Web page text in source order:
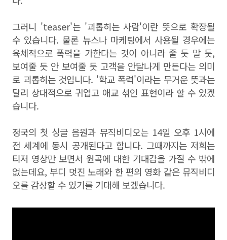
그러니 'teaser'는 '괴롭히는 사람'이란 뜻으로 확장될
수 있습니다. 물론 뉴스나 마케팅에서 사용될 경우에는
육체적으로 폭력을 가한다는 것이 아니라 줄 듯 말 듯,
보여줄 듯 안 보여줄 듯 고객을 안달나게 만든다는 의미
로 괴롭히는 것입니다. '학교 폭력'이라는 무거운 뜻과는
달리 상대적으로 귀엽고 애교 섞인 표현이라 할 수 있겠
습니다.
정국의 첫 싱글 음원과 뮤직비디오는 14일 오후 1시에
전 세계에 동시 공개된다고 합니다. 그때까지는 저희는
티저 영상만 보면서 원곡에 대한 기대감을 가질 수 밖에
없는데요, 부디 멋진 노래와 한 편의 영화 같은 뮤직비디
오를 감상할 수 있기를 기대해 보겠습니다.